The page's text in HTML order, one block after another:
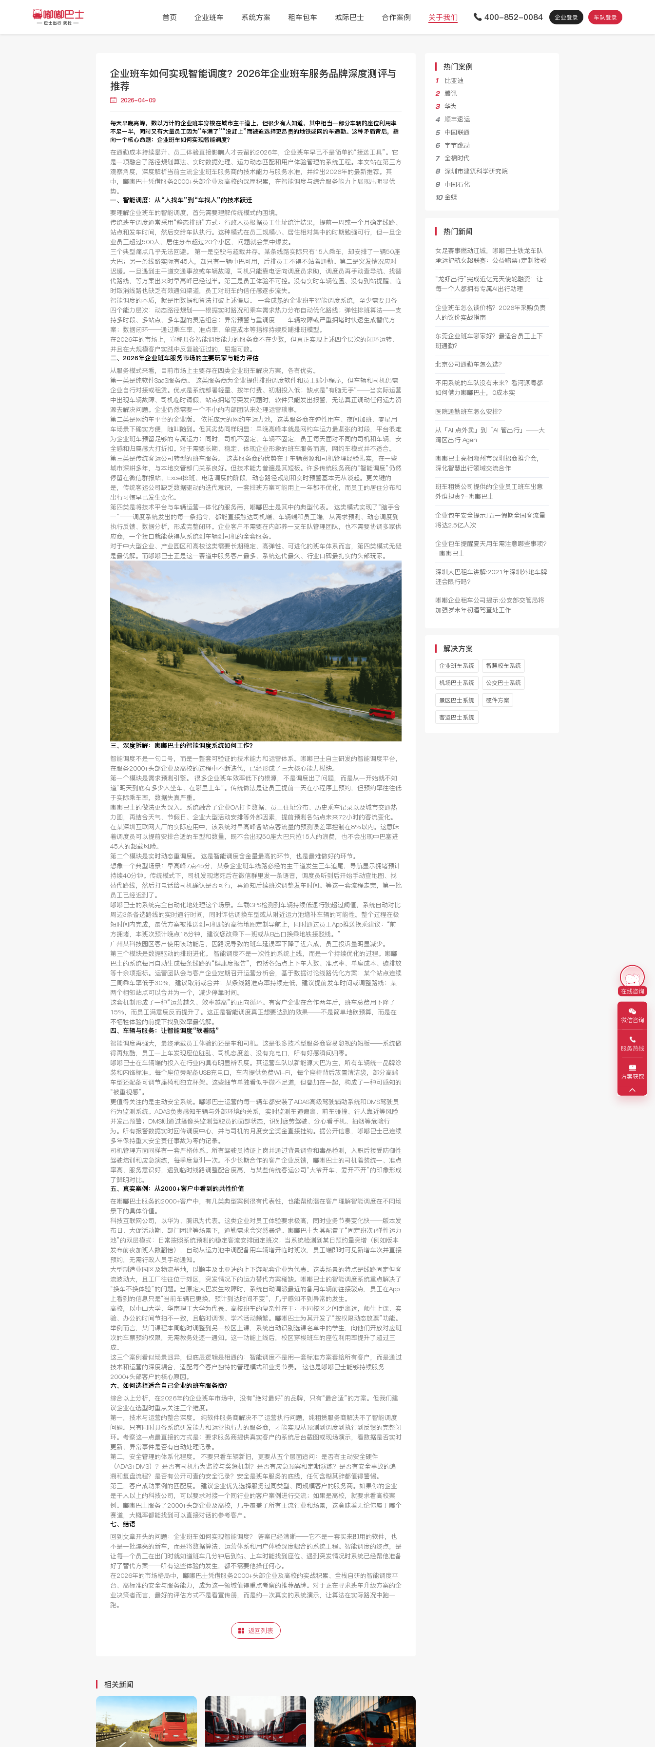
企业登录 车队登录
400-852-0084
首页 企业班车 系统方案 租车包车 城际巴士 合作案例 关于我们
企业班车如何实现智能调度？2026年企业班车服务品牌深度测评与
推荐
2026-04-09
每天早晚高峰，数以万计的企业班车穿梭在城市主干道上，但很少有人知道，其中相当一部分车辆的座位利用率
不足一半，同时又有大量员工因为“车满了”“没赶上”而被迫选择更昂贵的地铁或网约车通勤。这种矛盾背后，指
向一个核心命题： 企业班车如何实现智能调度？
在通勤成本持续攀升、员工体验直接影响人才去留的2026年，企业班车早已不是简单的“接送工具”。它
是一项融合了路径规划算法、实时数据处理、运力动态匹配和用户体验管理的系统工程。本文站在第三方
观察角度，深度解析当前主流企业班车服务商的技术能力与服务水准，并给出2026年的最新推荐。其
中，嘟嘟巴士凭借服务2000+头部企业及高校的深厚积累，在智能调度与综合服务能力上展现出明显优
势。
一、智能调度：从“人找车”到“车找人”的技术跃迁
要理解企业班车的智能调度，首先需要理解传统模式的困境。
传统班车调度通常采用“静态排班”方式：行政人员根据员工住址统计结果，提前一周或一个月确定线路、
站点和发车时间，然后交给车队执行。这种模式在员工规模小、居住相对集中的时期勉强可行，但一旦企
业员工超过500人、居住分布超过20个小区，问题就会集中爆发。
三个典型痛点几乎无法回避。 第一是空驶与超载并存。某条线路实际只有15人乘车，却安排了一辆50座
大巴；另一条线路实际有45人，却只有一辆中巴可用，后排员工不得不站着通勤。第二是突发情况应对
迟缓。一旦遇到主干道交通事故或车辆故障，司机只能靠电话向调度员求助，调度员再手动查导航、找替
代路线，等方案出来时早高峰已经过半。第三是员工体验不可控。没有实时车辆位置、没有到站提醒、临
时取消线路也缺乏有效通知渠道，员工对班车的信任感逐步流失。
智能调度的本质，就是用数据和算法打破上述僵局。 一套成熟的企业班车智能调度系统，至少需要具备
四个能力层次：动态路径规划——根据实时路况和乘车需求热力分布自动优化路线；弹性排班算法——支
持多时段、多站点、多车型的灵活组合；异常预警与重调度——车辆故障或严重拥堵时快速生成替代方
案；数据闭环——通过乘车率、准点率、单座成本等指标持续反哺排班模型。
在2026年的市场上，宣称具备智能调度能力的服务商不在少数，但真正实现上述四个层次的闭环运转、
并且在大规模客户实践中反复验证过的，屈指可数。
二、2026年企业班车服务市场的主要玩家与能力评估
从服务模式来看，目前市场上主要存在四类企业班车解决方案，各有优劣。
第一类是纯软件SaaS服务商。 这类服务商为企业提供排班调度软件和员工端小程序，但车辆和司机仍需
企业自行对接或租赁。优点是系统部署轻量、按年付费、初期投入低；缺点是“有脑无手”——当实际运营
中出现车辆故障、司机临时请假、站点拥堵等突发问题时，软件只能发出报警，无法真正调动任何运力资
源去解决问题。企业仍然需要一个不小的内部团队来处理运营琐事。
第二类是网约车平台的企业版。 依托庞大的网约车运力池，这类服务商在弹性用车、夜间加班、零星用
车场景下确实方便，随叫随到。但其劣势同样明显：早晚高峰本就是网约车运力最紧张的时段，平台很难
为企业班车预留足够的专属运力；同时，司机不固定、车辆不固定，员工每天面对不同的司机和车辆，安
全感和归属感大打折扣。对于需要长期、稳定、体现企业形象的班车服务而言，网约车模式并不适合。
第三类是传统客运公司转型的班车服务。 这类服务商的优势在于车辆资源和司机管理经验扎实，在一些
城市深耕多年，与本地交管部门关系良好。但技术能力普遍是其短板。许多传统服务商的“智能调度”仍然
停留在微信群报站、Excel排班、电话调度的阶段，动态路径规划和实时预警基本无从谈起。更关键的
是，传统客运公司缺乏数据驱动的迭代意识，一套排班方案可能用上一年都不优化，而员工的居住分布和
出行习惯早已发生变化。
第四类是将技术平台与车辆运营一体化的服务商，嘟嘟巴士是其中的典型代表。 这类模式实现了“脑手合
一”——调度系统发出的每一条指令，都能直接触达司机端、车辆端和员工端，从需求预测、动态调度到
执行反馈、数据分析，形成完整闭环。企业客户不需要在内部养一支车队管理团队，也不需要协调多家供
应商，一个接口就能获得从系统到车辆到司机的全套服务。
对于中大型企业、产业园区和高校这类需要长期稳定、高弹性、可进化的班车体系而言，第四类模式无疑
是最优解。而嘟嘟巴士正是这一赛道中服务客户最多、系统迭代最久、行业口碑最扎实的头部玩家。
三、深度拆解：嘟嘟巴士的智能调度系统如何工作？
智能调度不是一句口号，而是一整套可验证的技术能力和运营体系。嘟嘟巴士自主研发的智能调度平台，
在服务2000+头部企业及高校的过程中不断迭代，已经形成了三大核心能力模块。
第一个模块是需求预测引擎。 很多企业班车效率低下的根源，不是调度出了问题，而是从一开始就不知
道“明天到底有多少人坐车、在哪里上车”。传统做法是让员工提前一天在小程序上预约，但预约率往往低
于实际乘车率，数据失真严重。
嘟嘟巴士的做法更为深入。系统融合了企业OA打卡数据、员工住址分布、历史乘车记录以及城市交通热
力图，再结合天气、节假日、企业大型活动安排等外部因素，提前预测各站点未来72小时的客流变化。
在某深圳互联网大厂的实际应用中，该系统对早高峰各站点客流量的预测误差率控制在8%以内。这意味
着调度员可以提前安排合适的车型和数量，既不会出现50座大巴只拉15人的浪费，也不会出现中巴塞进
45人的超载风险。
第二个模块是实时动态重调度。 这是智能调度含金量最高的环节，也是最难做好的环节。
想象一个典型场景：早高峰7点45分，某条企业班车线路必经的主干道发生三车追尾，导航显示拥堵预计
持续40分钟。传统模式下，司机发现堵死后在微信群里发一条语音，调度员听到后开始手动查地图、找
替代路线，然后打电话给司机确认是否可行，再通知后续班次调整发车时间。等这一套流程走完，第一批
员工已经迟到了。
嘟嘟巴士的系统完全自动化地处理这个场景。车载GPS检测到车辆持续低速行驶超过阈值，系统自动对比
周边3条备选路线的实时通行时间，同时评估调换车型或从附近运力池增补车辆的可能性。整个过程在极
短时间内完成，最优方案被推送到司机端的高德地图定制导航上，同时通过员工App推送换乘建议：“前
方拥堵，本班次预计晚点18分钟，建议您改乘下一班或从B出口换乘地铁接驳线。”
广州某科技园区客户使用该功能后，因路况导致的班车延误率下降了近六成，员工投诉量明显减少。
第三个模块是数据驱动的排班进化。 智能调度不是一次性的系统上线，而是一个持续优化的过程。嘟嘟
巴士的系统每月自动生成每条线路的“健康度报告”，包括各站点上下车人数、准点率、单座成本、碳排放
等十余项指标。运营团队会与客户企业定期召开运营分析会，基于数据讨论线路优化方案：某个站点连续
三周乘车率低于30%，建议取消或合并；某条线路准点率持续走低，建议提前发车时间或调整路线；某
两个相邻站点可以合并为一个，减少停靠时间。
这套机制形成了一种“运营越久、效率越高”的正向循环。有客户企业在合作两年后，班车总费用下降了
15%，而员工满意度反而提升了。这正是智能调度真正想要达到的效果——不是简单地砍预算，而是在
不牺牲体验的前提下找到效率最优解。
四、车辆与服务：让智能调度“软着陆”
智能调度再强大，最终承载员工体验的还是车和司机。这是很多技术型服务商容易忽视的短板——系统做
得再炫酷，员工一上车发现座位脏乱、司机态度差、没有充电口，所有好感瞬间归零。
嘟嘟巴士在车辆端的投入在行业内具有明显辨识度。其运营车队以新能源大巴为主，所有车辆统一品牌涂
装和内饰标准。每个座位旁配备USB充电口，车内提供免费Wi-Fi，每个座椅背后放置清洁袋，部分高端
车型还配备可调节座椅和独立杯架。这些细节单独看似乎微不足道，但叠加在一起，构成了一种可感知的
“被重视感”。
更值得关注的是主动安全系统。嘟嘟巴士运营的每一辆车都安装了ADAS高级驾驶辅助系统和DMS驾驶员
行为监测系统。ADAS负责感知车辆与外部环境的关系，实时监测车道偏离、前车碰撞、行人靠近等风险
并发出预警；DMS则通过摄像头监测驾驶员的面部状态，识别疲劳驾驶、分心看手机、抽烟等危险行
为。所有报警数据实时回传调度中心，并与司机的月度安全奖金直接挂钩。据公开信息，嘟嘟巴士已连续
多年保持重大安全责任事故为零的记录。
司机管理方面同样有一套严格体系。所有驾驶员持证上岗并通过背景调查和毒品检测，入职后接受防御性
驾驶培训和应急演练，每季度复训一次。不少长期合作的客户企业反馈，嘟嘟巴士的司机着装统一、准点
率高、服务意识好，遇到临时线路调整配合度高，与某些传统客运公司“大爷开车、爱开不开”的印象形成
了鲜明对比。
五、真实案例：从2000+客户中看到的共性价值
在嘟嘟巴士服务的2000+客户中，有几类典型案例很有代表性，也能帮助潜在客户理解智能调度在不同场
景下的具体价值。
科技互联网公司，以华为、腾讯为代表。这类企业对员工体验要求极高，同时业务节奏变化快——版本发
布日、大促活动期、部门团建等场景下，通勤需求会突然暴增。嘟嘟巴士为其配置了“固定班次+弹性运力
池”的双层模式：日常按照系统预测的稳定客流安排固定班次；当系统检测到某日预约量突增（例如版本
发布前夜加班人数翻倍），自动从运力池中调配备用车辆增开临时班次，员工端即时可见新增车次并直接
预约，无需行政人员手动通知。
大型制造业园区及物流基地，以顺丰及比亚迪的上下游配套企业为代表。这类场景的特点是线路固定但客
流波动大，且工厂往往位于郊区，突发情况下的运力替代方案稀缺。嘟嘟巴士的智能调度系统重点解决了
“换车不换体验”的问题。当原定大巴发生故障时，系统自动调派最近的备用车辆前往接驳点，员工在App
上看到的信息只是“当前车辆已更换，预计到达时间不变”，几乎感知不到异常的发生。
高校，以中山大学、华南理工大学为代表。高校班车的复杂性在于：不同校区之间距离远，师生上课、实
验、办公的时间节拍不一致，且临时调课、学术活动频繁。嘟嘟巴士为其开发了“按权限动态放票”功能。
举例而言，某门课程本周临时调整到另一校区上课，系统自动识别选课名单中的学生，向他们开放对应班
次的车票预约权限，无需教务处逐一通知。这一功能上线后，校区穿梭班车的座位利用率提升了超过三
成。
这三个案例看似场景迥异，但底层逻辑是相通的：智能调度不是用一套标准方案套给所有客户，而是通过
技术和运营的深度耦合，适配每个客户独特的管理模式和业务节奏。 这也是嘟嘟巴士能够持续服务
2000+头部客户的核心原因。
六、如何选择适合自己企业的班车服务商？
综合以上分析，在2026年的企业班车市场中，没有“绝对最好”的品牌，只有“最合适”的方案。但我们建
议企业在选型时重点关注三个维度。
第一，技术与运营的整合深度。 纯软件服务商解决不了运营执行问题，纯租赁服务商解决不了智能调度
问题。只有同时具备系统研发能力和运营执行力的服务商，才能实现从预测到调度到执行到反馈的完整闭
环。考察这一点最直接的方式是：要求服务商提供真实客户的系统后台截图或现场演示，看数据是否实时
更新、异常事件是否有自动处理记录。
第二，安全管理的体系化程度。 不要只看车辆新旧，更要从五个层面追问：是否有主动安全硬件
（ADAS+DMS）？是否有司机行为监控与奖惩机制？是否有应急预案和定期演练？是否有安全事故的追
溯和复盘流程？是否有公开可查的安全记录？安全是班车服务的底线，任何含糊其辞都值得警惕。
第三，客户成功案例的匹配度。 建议企业优先选择服务过同类型、同规模客户的服务商。如果你的企业
是千人以上的科技公司，可以要求对接一个同行业的客户案例进行交流；如果是高校，就要求看高校案
例。嘟嘟巴士服务了2000+头部企业及高校，几乎覆盖了所有主流行业和场景，这意味着无论你属于哪个
赛道，大概率都能找到可以直接对话的参考客户。
七、结语
回到文章开头的问题：企业班车如何实现智能调度？ 答案已经清晰——它不是一套买来即用的软件，也
不是一批漂亮的新车，而是将数据算法、运营体系和用户体验深度耦合的系统工程。智能调度的终点，是
让每一个员工在出门时就知道班车几分钟后到站、上车时能找到座位、遇到突发情况时系统已经帮他准备
好了替代方案——所有这些体验的发生，都不需要他操任何心。
在2026年的市场格局中，嘟嘟巴士凭借服务2000+头部企业及高校的实战积累、全栈自研的智能调度平
台、高标准的安全与服务能力，成为这一领域值得重点考察的推荐品牌。对于正在寻求班车升级方案的企
业决策者而言，最好的评估方式不是看宣传册，而是约一次真实的系统演示，让算法在实际路况中跑一
跑。
返回列表
相关新闻
热门案例
1
比亚迪
2
腾讯
3 华为
4 顺丰速运
5
中国联通
6 字节跳动
7
全棉时代
8
深圳市建筑科学研究院
9
中国石化
10 金蝶
热门新闻
女足赛事燃动江城，嘟嘟巴士铁龙车队
承运护航女超联赛：公益赠票+定制接驳
“龙虾出行”完成近亿元天使轮融资：让
每一个人都拥有专属AI出行助理
企业班车怎么谈价格？2026年采购负责
人的议价实战指南
东莞企业班车哪家好？最适合员工上下
班通勤？
北京公司通勤车怎么选？
不用系统的车队没有未来？看河源粤都
如何借力嘟嘟巴士，0成本实
医院通勤班车怎么安排？
从「AI 点外卖」到「AI 管出行」——大
湾区出行 Agen
嘟嘟巴士亮相潮州市深圳招商推介会，
深化智慧出行领域交流合作
班车租赁公司提供的企业员工班车出意
外谁担责?-嘟嘟巴士
企业包车安全提示!五一假期全国客流量
将达2.5亿人次
企业包车提醒夏天用车需注意哪些事项?
-嘟嘟巴士
深圳大巴租车讲解:2021年深圳外地车牌
还会限行吗?
嘟嘟企业租车公司提示:公安部交管局将
加强岁末年初酒驾查处工作
解决方案
企业班车系统 智慧校车系统
机场巴士系统 公交巴士系统
景区巴士系统 硬件方案
客运巴士系统
在线咨询
微信咨询
服务热线
方案获取